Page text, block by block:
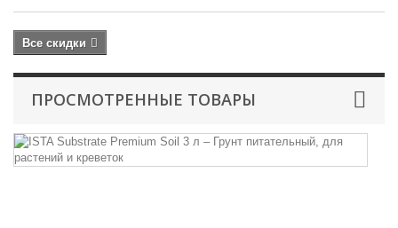
Все скидки
ПРОСМОТРЕННЫЕ ТОВАРЫ